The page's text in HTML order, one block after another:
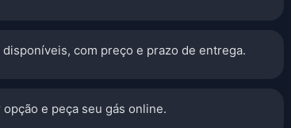
disponíveis, com preço e prazo de entrega.
opção e peça seu gás online.